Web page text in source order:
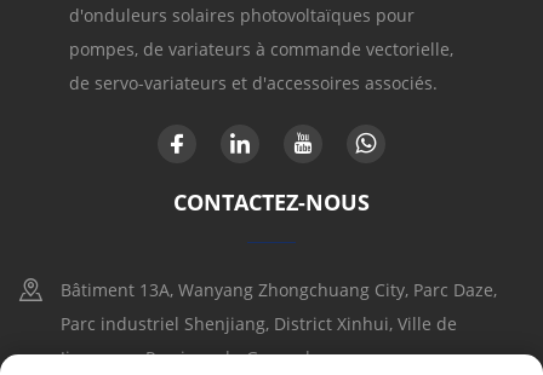
d'onduleurs solaires photovoltaïques pour
pompes, de variateurs à commande vectorielle,
de servo-variateurs et d'accessoires associés.
CONTACTEZ-NOUS
Bâtiment 13A, Wanyang Zhongchuang City, Parc Daze,
Parc industriel Shenjiang, District Xinhui, Ville de
Jiangmen, Province du Guangdong